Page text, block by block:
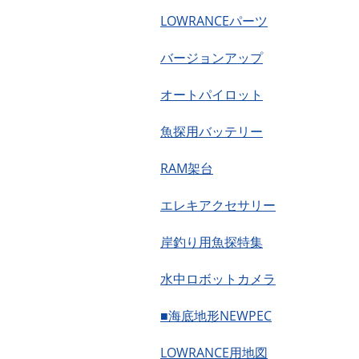
LOWRANCEパーツ
バージョンアップ
オートパイロット
魚探用バッテリー
RAM架台
エレキアクセサリー
岸釣り用魚探特集
水中ロボットカメラ
■海底地形NEWPEC
LOWRANCE用地図